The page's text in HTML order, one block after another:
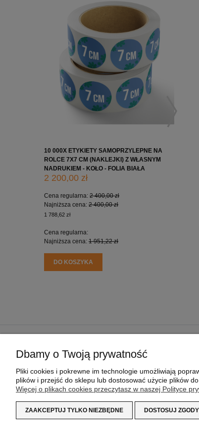
10 000X ETYKIETY SAMOPRZYLEPNE NA
ROLCE 7X7 CM (NAKLEJKI) Z WŁASNYM
NADRUKIEM - KOŁO - FOLIA BIAŁA
2 200,00 zł
Cena regularna: 2 400,00 zł
Najniższa cena: 2 400,00 zł
1 788,62 zł
Cena regularna:
Najniższa cena: 1 951,22 zł
DO KOSZYKA
1
POLITYKA PRYWATNOŚCI
PRAGMAPAY
USTAWIENIA
Dbamy o Twoją prywatność
Pliki cookies i pokrewne im technologie umożliwiają
plików i przejść do sklepu lub dostosować użycie plików
Więcej o plikach cookies przeczytasz w naszej Polityce
ZAAKCEPTUJ TYLKO NIEZBĘDNE DOSTOSUJ ZGODY